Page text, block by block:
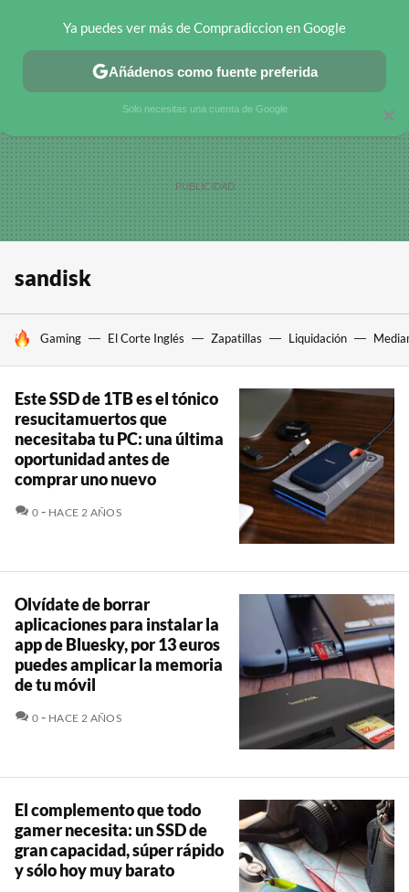
CHOLLOS TELEGRAM OFERTAS EN MÓVILES OFERTAS EN
sandisk
HOY SE HABLA DE
Gaming El Corte Inglés Zapatillas Liquidación
Este SSD de 1TB es el tónico
resucitamuertos que
necesitaba tu PC: una última
oportunidad antes de
comprar uno nuevo
0 COMENTARIOS
HACE 2 AÑOS
Olvídate de borrar
aplicaciones para instalar la
app de Bluesky, por 13 euros
puedes amplicar la memoria
de tu móvil
0 COMENTARIOS
HACE 2 AÑOS
El complemento que todo
gamer necesita: un SSD de
gran capacidad, súper rápido
y sólo hoy muy barato
×
Ya puedes ver más de Compradiccion en Google
Añádenos como fuente preferida
Solo necesitas una cuenta de Google